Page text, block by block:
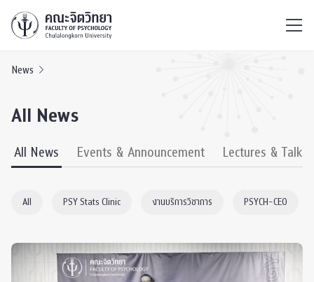
News
All News
All News Events & Announcement Lectures & Talks
All PSY Stats Clinic งานบริการวิชาการ PSYCH-CEO